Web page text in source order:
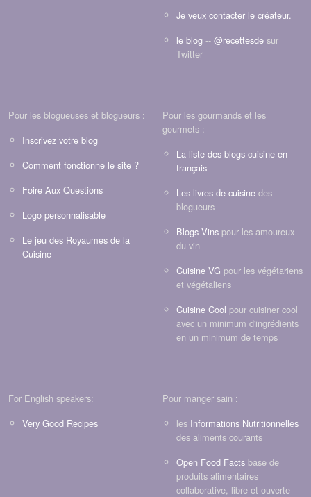
Je veux contacter le créateur.
le blog -- @recettesde sur
Twitter
Pour les blogueuses et blogueurs :
Inscrivez votre blog
Comment fonctionne le site ?
Foire Aux Questions
Logo personnalisable
Le jeu des Royaumes de la
Cuisine
Pour les gourmands et les
gourmets :
La liste des blogs cuisine en
français
Les livres de cuisine des
blogueurs
Blogs Vins pour les amoureux
du vin
Cuisine VG pour les végétariens
et végétaliens
Cuisine Cool pour cuisiner cool
avec un minimum d'ingrédients
en un minimum de temps
For English speakers:
Very Good Recipes
Pour manger sain :
les Informations Nutritionnelles
des aliments courants
Open Food Facts base de
produits alimentaires
collaborative, libre et ouverte